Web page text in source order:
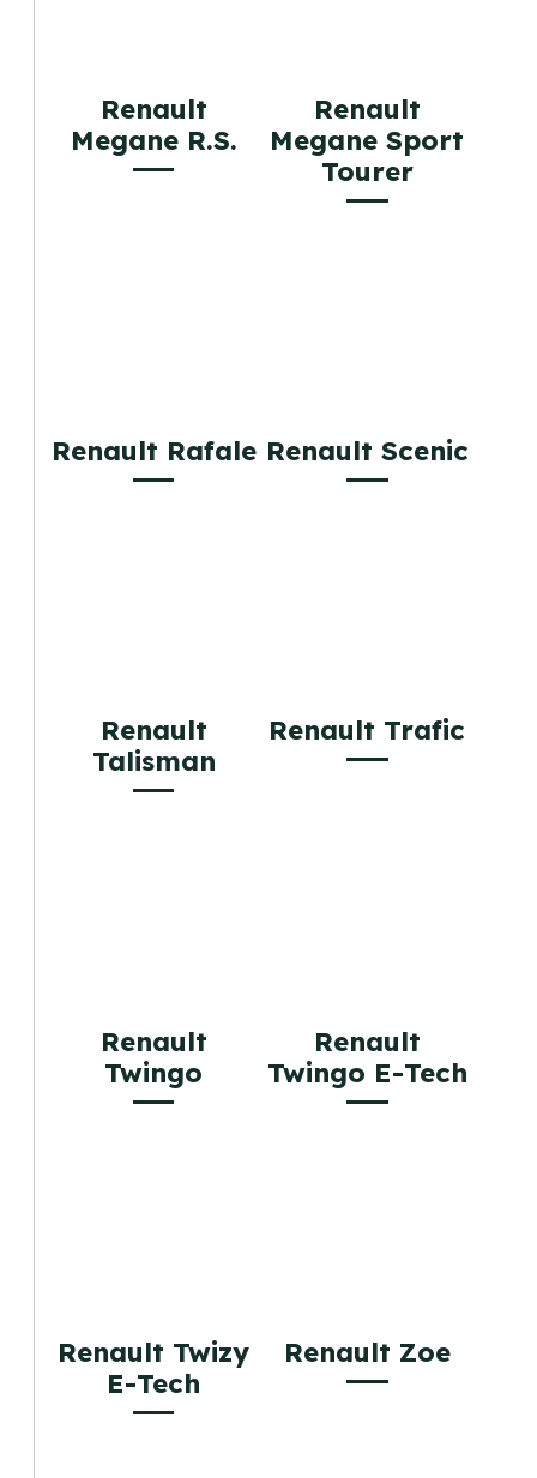
Renault
Megane R.S.
Renault
Megane Sport
Tourer
Renault Rafale Renault Scenic
Renault
Talisman
Renault Trafic
Renault
Twingo
Renault
Twingo E-Tech
Renault Twizy
E-Tech
Renault Zoe